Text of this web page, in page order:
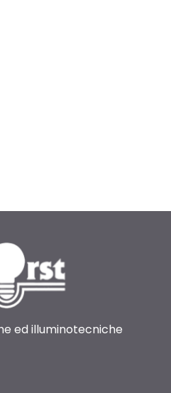
ed illuminotecniche